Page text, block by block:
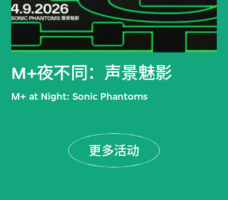
M+夜不同：声景魅影
M+ at Night: Sonic Phantoms
更多活动